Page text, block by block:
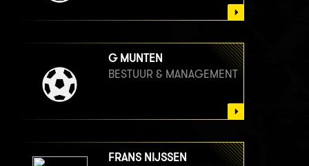
G MUNTEN
BESTUUR & MANAGEMENT
FRANS NIJSSEN